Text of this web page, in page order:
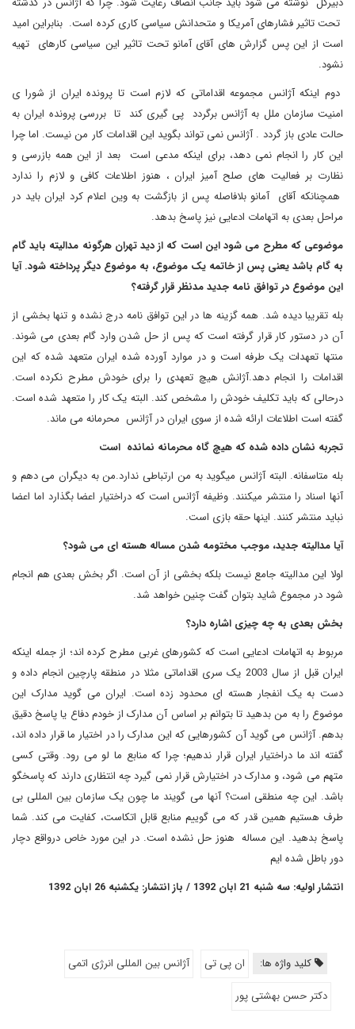
تحت تاثیر فشارهای آمریکا و متحدانش سیاسی کاری کرده است. بنابراین امید
است از این پس گزارش های آقای آمانو تحت تاثیر این سیاسی کارهای تهیه
نشود.
دوم اینکه آژانس مجموعه اقداماتی که لازم است تا پرونده ایران از شورا ی
امنیت سازمان ملل به آژانس برگردد پی گیری کند تا بررسی پرونده ایران به
حالت عادی باز گردد . آژانس نمی تواند بگوید این اقدامات کار من نیست. اما چرا
این کار را انجام نمی دهد، برای اینکه مدعی است بعد از این همه بازرسی و
نظارت بر فعالیت های صلح آمیز ایران ، هنوز اطلاعات کافی و لازم را ندارد
همچنانکه آقای آمانو بلافاصله پس از بازگشت به وین اعلام کرد ایران باید در
مراحل بعدی به اتهامات ادعایی نیز پاسخ بدهد.
موضوعی که مطرح می شود این است که از دید تهران هرگونه مدالیته باید گام
به گام باشد یعنی پس از خاتمه یک موضوع، به موضوع دیگر پرداخته شود. آیا
این موضوع در توافق نامه جدید مدنظر قرار گرفته؟
بله تقریبا دیده شد. همه گزینه ها در این توافق نامه درج نشده و تنها بخشی از
آن در دستور کار قرار گرفته است که پس از حل شدن وارد گام بعدی می شوند.
منتها تعهدات یک طرفه است و در موارد آورده شده ایران متعهد شده که این
اقدامات را انجام دهد.آژانش هیچ تعهدی را برای خودش مطرح نکرده است.
درحالی که باید تکلیف خودش را مشخص کند. البته یک کار را متعهد شده است.
گفته است اطلاعات ارائه شده از سوی ایران در آژانس محرمانه می ماند.
تجربه نشان داده شده که هیچ گاه محرمانه نمانده است
بله متاسفانه. البته آژانس میگوید به من ارتباطی ندارد.من به دیگران می دهم و
آنها اسناد را منتشر میکنند. وظیفه آژانس است که دراختیار اعضا بگذارد اما اعضا
نباید منتشر کنند. اینها حقه بازی است.
آیا مدالیته جدید، موجب مختومه شدن مساله هسته ای می شود؟
اولا این مدالیته جامع نیست بلکه بخشی از آن است. اگر بخش بعدی هم انجام
شود در مجموع شاید بتوان گفت چنین خواهد شد.
بخش بعدی به چه چیزی اشاره دارد؟
مربوط به اتهامات ادعایی است که کشورهای غربی مطرح کرده اند؛ از جمله اینکه
ایران قبل از سال 2003 یک سری اقداماتی مثلا در منطقه پارچین انجام داده و
دست به یک انفجار هسته ای محدود زده است. ایران می گوید مدارک این
موضوع را به من بدهید تا بتوانم بر اساس آن مدارک از خودم دفاع یا پاسخ دقیق
بدهم. آژانس می گوید آن کشورهایی که این مدارک را در اختیار ما قرار داده اند،
گفته اند ما دراختیار ایران قرار ندهیم؛ چرا که منابع ما لو می رود. وقتی کسی
متهم می شود، و مدارک در اختیارش قرار نمی گیرد چه انتظاری دارند که پاسخگو
باشد. این چه منطقی است؟ آنها می گویند ما چون یک سازمان بین المللی بی
طرف هستیم همین قدر که می گوییم منابع قابل اتکاست، کفایت می کند. شما
پاسخ بدهید. این مساله هنوز حل نشده است. در این مورد خاص درواقع دچار
دور باطل شده ایم
انتشار اولیه: سه شنبه 21 ابان 1392 / باز انتشار: یکشنبه 26 ابان 1392
کلید واژه ها: ان پی تی
آژانس بین المللی انرژی اتمی
دکتر حسن بهشتی پور